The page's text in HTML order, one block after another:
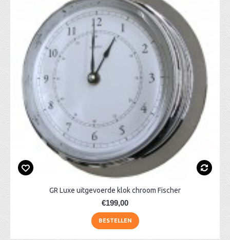
GR Luxe uitgevoerde klok chroom Fischer
€199,00
BESTELLEN